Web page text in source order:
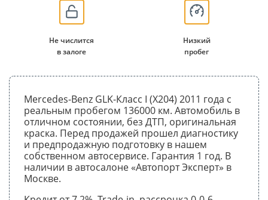
Не числится
в залоге
Низкий
пробег
Mercedes-Benz GLK-Класс I (X204) 2011 года с
реальным пробегом 136000 км. Автомобиль в
отличном состоянии, без ДТП, оригинальная
краска. Перед продажей прошел диагностику
и предпродажную подготовку в нашем
собственном автосервисе. Гарантия 1 год. В
наличии в автосалоне «Автопорт Эксперт» в
Москве.